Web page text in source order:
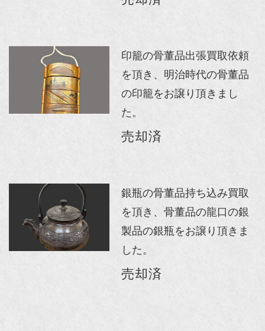
印籠の骨董品出張買取依頼
を頂き、明治時代の骨董品
の印籠をお譲り頂きまし
た。
売却済
銀瓶の骨董品持ち込み買取
を頂き、骨董品の龍口の銀
製品の銀瓶をお譲り頂きま
した。
売却済